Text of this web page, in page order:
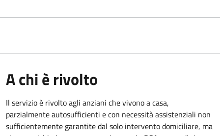
A chi è rivolto
Il servizio è rivolto agli anziani che vivono a casa,
parzialmente autosufficienti e con necessità assistenziali non
sufficientemente garantite dal solo intervento domiciliare, ma